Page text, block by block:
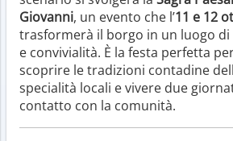
Giovanni, un evento che l’11 e 12
trasformerà il borgo in un luogo
e convivialità. È la festa perfetta
scoprire le tradizioni contadine
specialità locali e vivere due
contatto con la comunità.